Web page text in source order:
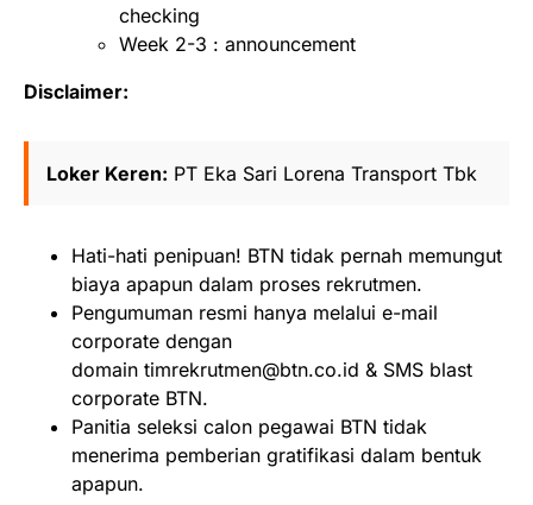
checking
Week 2-3 : announcement
Disclaimer:
Loker Keren: PT Eka Sari Lorena Transport Tbk
⁠Hati-hati penipuan! BTN tidak pernah memungut
biaya apapun dalam proses rekrutmen.
⁠Pengumuman resmi hanya melalui e-mail
corporate dengan
domain timrekrutmen@btn.co.id & SMS blast
corporate BTN.
Panitia seleksi calon pegawai BTN tidak
menerima pemberian gratifikasi dalam bentuk
apapun.